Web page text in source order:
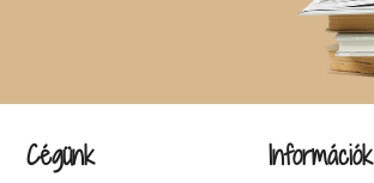
Cégünk Információk